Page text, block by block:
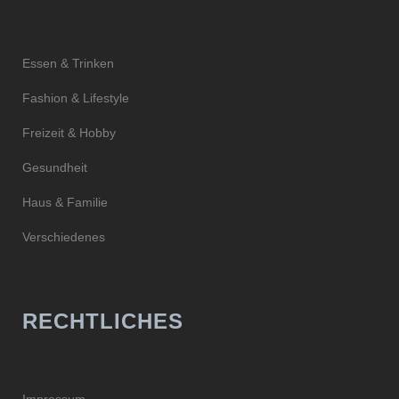
Essen & Trinken
Fashion & Lifestyle
Freizeit & Hobby
Gesundheit
Haus & Familie
Verschiedenes
RECHTLICHES